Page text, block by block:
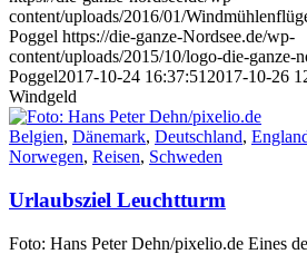
content/uploads/2016/01/
Poggel https://die-ganze-Nordsee.de/wp-
content/uploads/2015/10/logo-die-ganze-
Poggel2017-10-24 16:37:51 2017-10-26
Windgeld
Belgien, Dänemark, Deutschland,
Norwegen, Reisen, Schweden
Urlaubsziel Leuchtturm
Foto: Hans Peter Dehn/pixelio.de Eines